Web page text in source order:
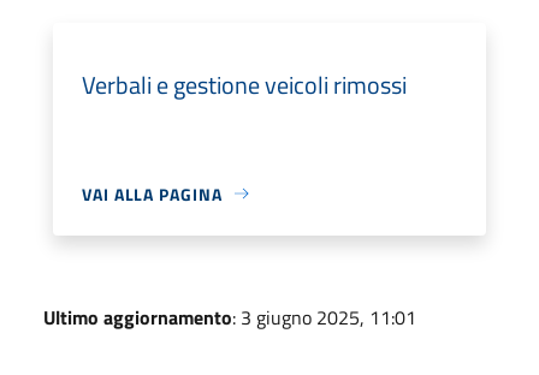
Verbali e gestione veicoli rimossi
VAI ALLA PAGINA
Ultimo aggiornamento: 3 giugno 2025, 11:01